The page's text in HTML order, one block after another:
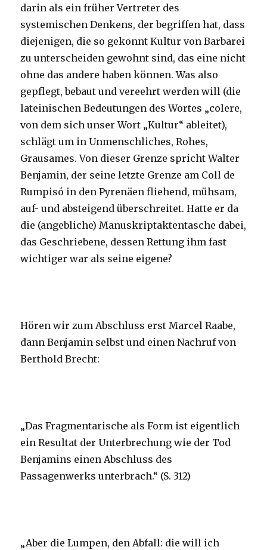
darin als ein früher Vertreter des
systemischen Denkens, der begriffen hat, dass
diejenigen, die so gekonnt Kultur von Barbarei
zu unterscheiden gewohnt sind, das eine nicht
ohne das andere haben können. Was also
gepflegt, bebaut und vereehrt werden will (die
lateinischen Bedeutungen des Wortes „colere,
von dem sich unser Wort „Kultur“ ableitet),
schlägt um in Unmenschliches, Rohes,
Grausames. Von dieser Grenze spricht Walter
Benjamin, der seine letzte Grenze am Coll de
Rumpisó in den Pyrenäen fliehend, mühsam,
auf- und absteigend überschreitet. Hatte er da
die (angebliche) Manuskriptaktentasche dabei,
das Geschriebene, dessen Rettung ihm fast
wichtiger war als seine eigene?
Hören wir zum Abschluss erst Marcel Raabe,
dann Benjamin selbst und einen Nachruf von
Berthold Brecht:
„Das Fragmentarische als Form ist eigentlich
ein Resultat der Unterbrechung wie der Tod
Benjamins einen Abschluss des
Passagenwerks unterbrach.“ (S. 312)
„Aber die Lumpen, den Abfall: die will ich